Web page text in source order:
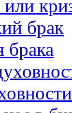
брак
брака